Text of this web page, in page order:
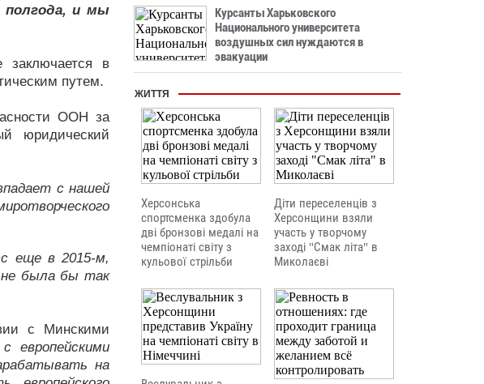
полгода, и мы
заключается в
путем.
ООН за
юридический
с нашей
еще в 2015-м,
не была бы так
с Минскими
европейскими
на
Курсанты Харьковского
Национального университета
воздушных сил нуждаются в
эвакуации
ЖИТТЯ
Херсонська
спортсменка здобула
дві бронзові медалі на
чемпіонаті світу з
кульової стрільби
Діти переселенців з
Херсонщини взяли
участь у творчому
заході "Смак літа" в
Миколаєві